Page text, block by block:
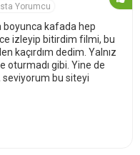
Yorumcu
boyunca kafada hep
izleyip bitirdim filmi, bu
kaçırdım dedim. Yalnız
oturmadı gibi. Yine de
bu siteyi